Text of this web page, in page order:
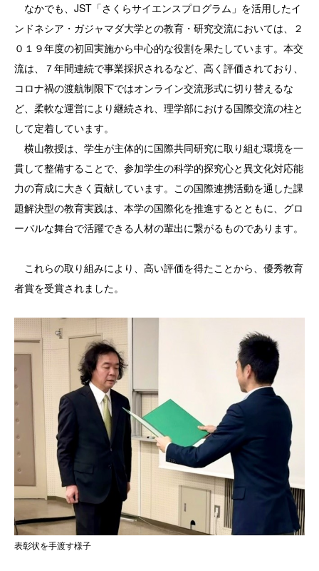
なかでも、JST「さくらサイエンスプログラム」を活用したイ
ンドネシア・ガジャマダ大学との教育・研究交流においては、２
０１９年度の初回実施から中心的な役割を果たしています。本交
流は、７年間連続で事業採択されるなど、高く評価されており、
コロナ禍の渡航制限下ではオンライン交流形式に切り替えるな
ど、柔軟な運営により継続され、理学部における国際交流の柱と
して定着しています。
横山教授は、学生が主体的に国際共同研究に取り組む環境を一
貫して整備することで、参加学生の科学的探究心と異文化対応能
力の育成に大きく貢献しています。この国際連携活動を通した課
題解決型の教育実践は、本学の国際化を推進するとともに、グロ
ーバルな舞台で活躍できる人材の輩出に繋がるものであります。
これらの取り組みにより、高い評価を得たことから、優秀教育
者賞を受賞されました。
表彰状を手渡す様子